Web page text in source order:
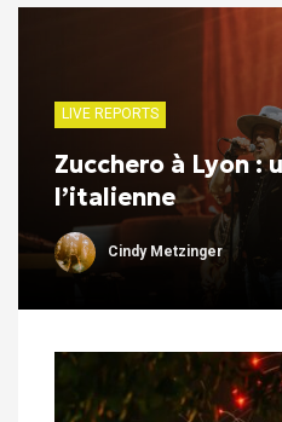
LIVE REPORTS
Zucchero à Lyon :
l’italienne
Cindy Metzinger